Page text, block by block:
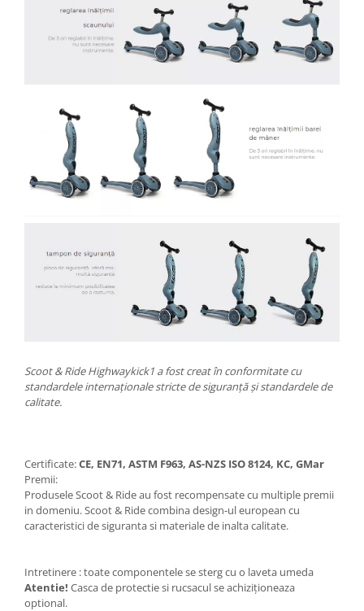
Scoot & Ride Highwaykick1 a fost creat în conformitate cu
standardele internaționale stricte de siguranță și standardele de
calitate.
Certificate:CE, EN71, ASTM F963, AS-NZS ISO 8124, KC, GMar
Premii:
Produsele Scoot & Ride au fost recompensate cu multiple premii
in domeniu. Scoot & Ride combina design-ul european cu
caracteristici de siguranta si materiale de inalta calitate.
Intretinere : toate componentele se sterg cu o laveta umeda
Atentie! Casca de protectie si rucsacul se achiziționeaza
optional.